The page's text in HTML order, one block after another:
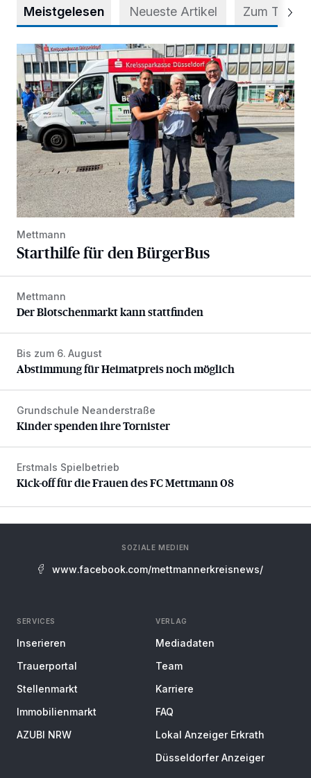
Meistgelesen Neueste Artikel Zum Thema
Starthilfe für den BürgerBus
Mettmann
Starthilfe für den BürgerBus
Der Blotschenmarkt kann stattfinden
Mettmann
Der Blotschenmarkt kann stattfinden
Abstimmung für Heimatpreis noch möglich
Bis zum 6. August
Abstimmung für Heimatpreis noch möglich
Kinder spenden ihre Tornister
Grundschule Neanderstraße
Kinder spenden ihre Tornister
Kick-off für die Frauen des FC Mettmann 08
Erstmals Spielbetrieb
Kick-off für die Frauen des FC Mettmann 08
SOZIALE MEDIEN
www.facebook.com/mettmannerkreisnews/
SERVICES
Inserieren
Trauerportal
Stellenmarkt
Immobilienmarkt
AZUBI NRW
VERLAG
Mediadaten
Team
Karriere
FAQ
Lokal Anzeiger Erkrath
Düsseldorfer Anzeiger